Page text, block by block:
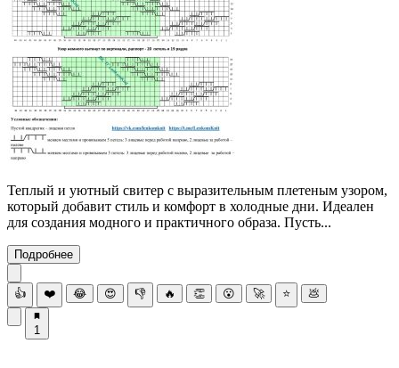
Теплый и уютный свитер с выразительным плетеным узором,
который добавит стиль и комфорт в холодные дни. Идеален
для создания модного и практичного образа. Пусть...
Подробнее
👍 ❤️ 😂 😍 👎 🔥 👏 😮 🚀 ⭐ 💩
1